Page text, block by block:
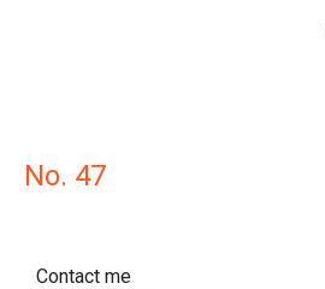
No. 47
Contact me